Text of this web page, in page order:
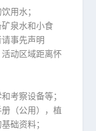
用水；
泉水和小食
事先声明
动区域距离怀
考察设备等；
（公用），植
础资料；